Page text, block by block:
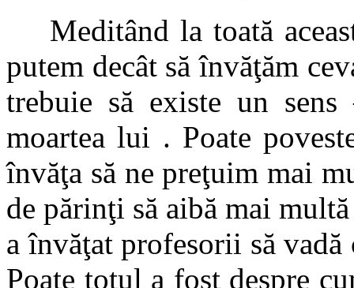
Meditând la toată
putem decât să învăţăm
trebuie să existe un
moartea lui . Poate
învăţa să ne preţuim mai
de părinţi să aibă mai
a învăţat profesorii să
Poate totul a fost despre